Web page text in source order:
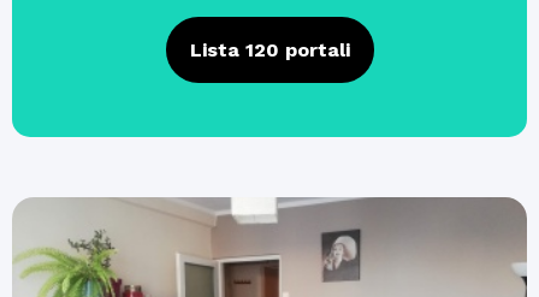
Lista 120 portali